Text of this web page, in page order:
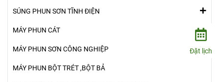
SÚNG PHUN SƠN TĨNH ĐIỆN
MÁY PHUN CÁT
MÁY PHUN SƠN CÔNG NGHIỆP
MÁY PHUN BỘT TRÉT ,BỘT BẢ
Đặt lịch